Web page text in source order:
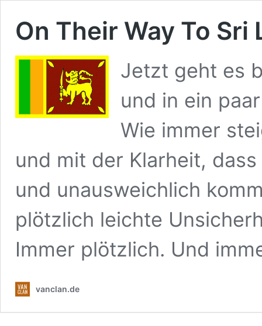
On Their Way To Sri
Jetzt geht es
und in ein
Wie immer
und mit der Klarheit,
und unausweichlich
plötzlich leichte
Immer plötzlich. Und
vanclan.de